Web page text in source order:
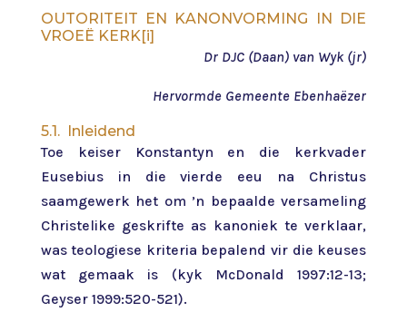
OUTORITEIT EN KANONVORMING IN DIE
VROEË KERK[i]
Dr DJC (Daan) van Wyk (jr)
Hervormde Gemeente Ebenhaëzer
5.1. Inleidend
Toe keiser Konstantyn en die kerkvader
Eusebius in die vierde eeu na Christus
saamgewerk het om ’n bepaalde versameling
Christelike geskrifte as kanoniek te verklaar,
was teologiese kriteria bepalend vir die keuses
wat gemaak is (kyk McDonald 1997:12-13;
Geyser 1999:520-521).